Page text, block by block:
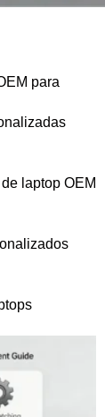
para
laptop OEM